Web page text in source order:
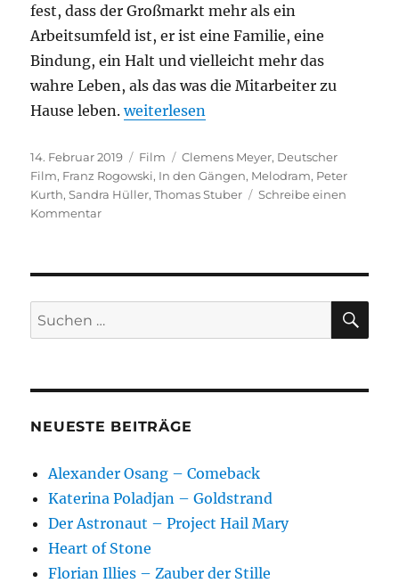
fest, dass der Großmarkt mehr als ein
Arbeitsumfeld ist, er ist eine Familie, eine
Bindung, ein Halt und vielleicht mehr das
wahre Leben, als das was die Mitarbeiter zu
Hause leben.„In den Gängen“
weiterlesen
Veröffentlicht
am
14. Februar 2019 Kategorien
Film Schlagwörter
Clemens Meyer, Deutscher
Film, Franz Rogowski, In den Gängen, Melodram, Peter
Kurth,Sandra Hüller,Thomas Stuber
Schreibe einen
Kommentarzu
Suchen
nach:
NEUESTE BEITRÄGE
Alexander Osang – Comeback
Katerina Poladjan – Goldstrand
Der Astronaut – Project Hail Mary
Heart of Stone
Florian Illies – Zauber der Stille